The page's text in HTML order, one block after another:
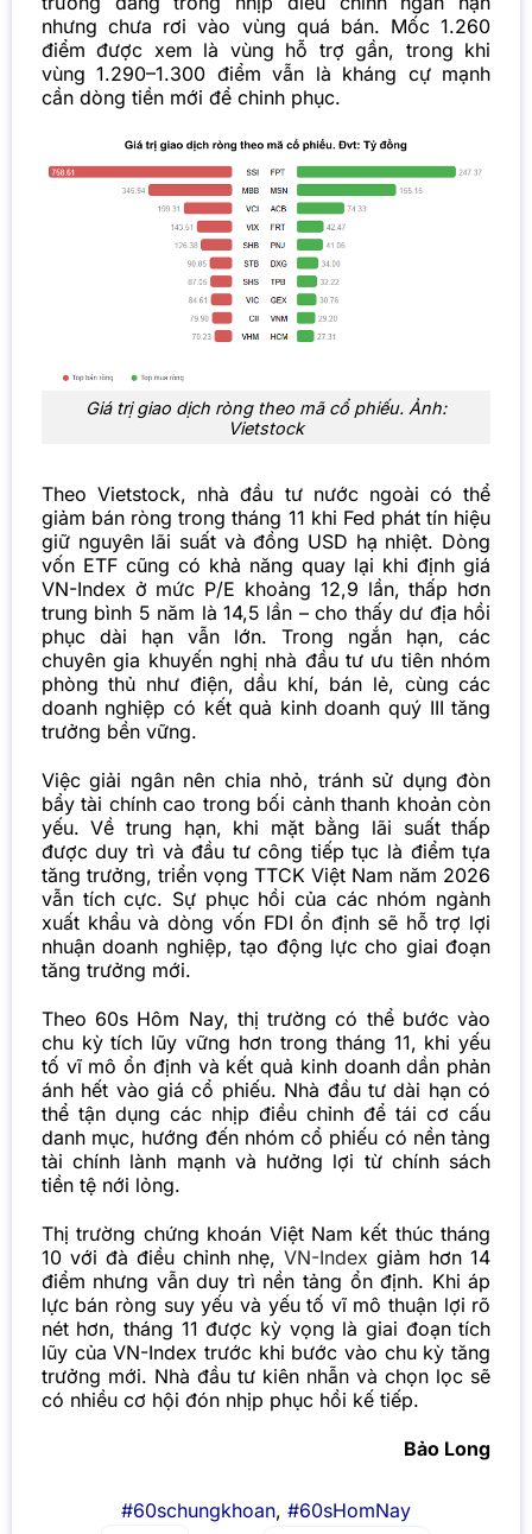
nhưng chưa rơi vào vùng quá bán. Mốc 1.260
điểm được xem là vùng hỗ trợ gần, trong khi
vùng 1.290–1.300 điểm vẫn là kháng cự mạnh
cần dòng tiền mới để chinh phục.
Giá trị giao dịch ròng theo mã cổ phiếu. Ảnh:
Vietstock
Theo Vietstock, nhà đầu tư nước ngoài có thể
giảm bán ròng trong tháng 11 khi Fed phát tín hiệu
giữ nguyên lãi suất và đồng USD hạ nhiệt. Dòng
vốn ETF cũng có khả năng quay lại khi định giá
VN-Index ở mức P/E khoảng 12,9 lần, thấp hơn
trung bình 5 năm là 14,5 lần – cho thấy dư địa hồi
phục dài hạn vẫn lớn.Trong ngắn hạn, các
chuyên gia khuyến nghị nhà đầu tư ưu tiên nhóm
phòng thủ như điện, dầu khí, bán lẻ, cùng các
doanh nghiệp có kết quả kinh doanh quý III tăng
trưởng bền vững.
Việc giải ngân nên chia nhỏ, tránh sử dụng đòn
bẩy tài chính cao trong bối cảnh thanh khoản còn
yếu.Về trung hạn, khi mặt bằng lãi suất thấp
được duy trì và đầu tư công tiếp tục là điểm tựa
tăng trưởng, triển vọng TTCK Việt Nam năm 2026
vẫn tích cực. Sự phục hồi của các nhóm ngành
xuất khẩu và dòng vốn FDI ổn định sẽ hỗ trợ lợi
nhuận doanh nghiệp, tạo động lực cho giai đoạn
tăng trưởng mới.
Theo 60s Hôm Nay, thị trường có thể bước vào
chu kỳ tích lũy vững hơn trong tháng 11, khi yếu
tố vĩ mô ổn định và kết quả kinh doanh dần phản
ánh hết vào giá cổ phiếu. Nhà đầu tư dài hạn có
thể tận dụng các nhịp điều chỉnh để tái cơ cấu
danh mục, hướng đến nhóm cổ phiếu có nền tảng
tài chính lành mạnh và hưởng lợi từ chính sách
tiền tệ nới lỏng.
Thị trường chứng khoán Việt Nam kết thúc tháng
10 với đà điều chỉnh nhẹ,VN-Index giảm hơn 14
điểm nhưng vẫn duy trì nền tảng ổn định. Khi áp
lực bán ròng suy yếu và yếu tố vĩ mô thuận lợi rõ
nét hơn, tháng 11 được kỳ vọng là giai đoạn tích
lũy của VN-Index trước khi bước vào chu kỳ tăng
trưởng mới. Nhà đầu tư kiên nhẫn và chọn lọc sẽ
có nhiều cơ hội đón nhịp phục hồi kế tiếp.
Bảo Long
#60schungkhoan, #60sHomNay